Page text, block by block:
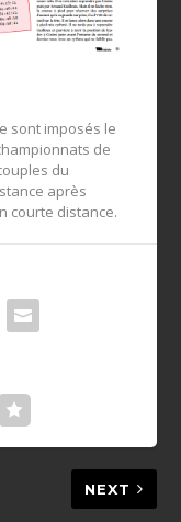
sont imposés le
de
du
après
courte distance.
NEXT